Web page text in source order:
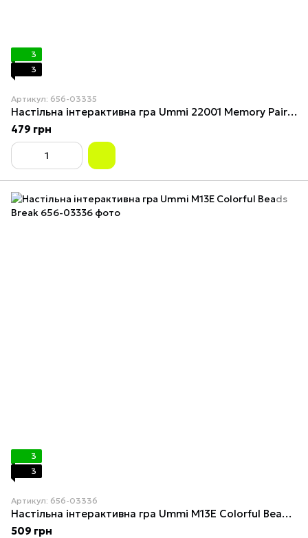
3
3
Артикул: 656-03335
Настільна інтерактивна гра Ummi 22001 Memory Pair Game
479 грн
3
3
Артикул: 656-03336
Настільна інтерактивна гра Ummi M13E Colorful Beads Break
509 грн